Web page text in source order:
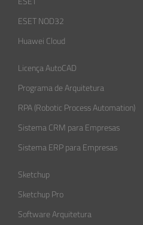
ESET NOD32
Huawei Cloud
Licença AutoCAD
Programa de Arquitetura
RPA (Robotic Process Automation)
Sistema CRM para Empresas
Sistema ERP para Empresas
Sketchup
Sketchup Pro
Software Arquitetura